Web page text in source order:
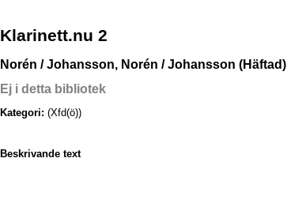
Klarinett.nu 2
Norén / Johansson, Norén / Johansson (Häftad)
Ej i detta bibliotek
Kategori: (Xfd(ö))
Beskrivande text